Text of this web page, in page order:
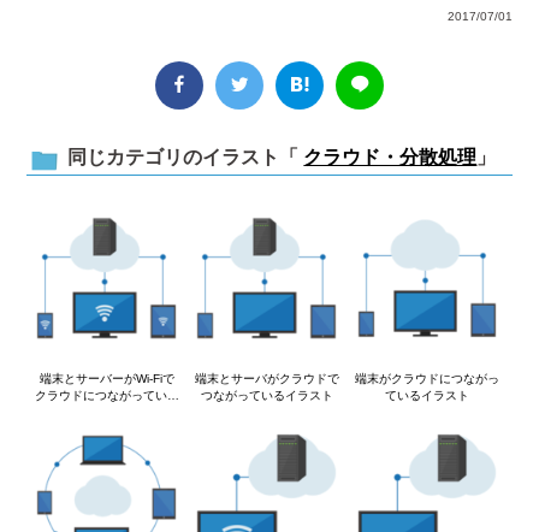
2017/07/01
同じカテゴリのイラスト「 クラウド・分散処理 」
端末とサーバーがWi-Fiで
クラウドにつながっている
端末とサーバがクラウドで
つながっているイラスト
端末がクラウドにつながっ
ているイラスト